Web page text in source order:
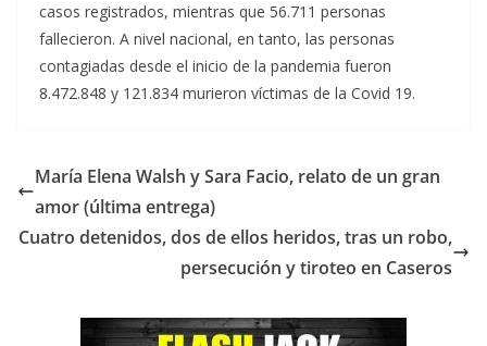
casos registrados, mientras que 56.711 personas
fallecieron. A nivel nacional, en tanto, las personas
contagiadas desde el inicio de la pandemia fueron
8.472.848 y 121.834 murieron víctimas de la Covid 19.
María Elena Walsh y Sara Facio, relato de un gran
amor (última entrega)
Cuatro detenidos, dos de ellos heridos, tras un robo,
persecución y tiroteo en Caseros